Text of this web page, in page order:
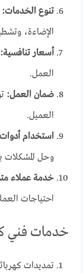
تنوع الخدمات:
الإضاءة،
أسعار
العمل.
ضمان العمل:
العميل.
استخدام
وحل المشكلات
خدمة عملاء
احتياجات
خدمات فني
تمديدات